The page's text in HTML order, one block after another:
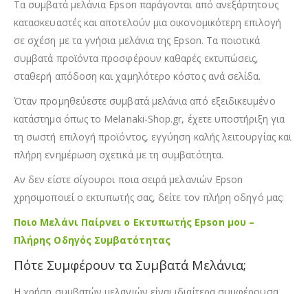
Τα συμβατά μελάνια Epson παράγονται από ανεξάρτητους
κατασκευαστές και αποτελούν μια οικονομικότερη επιλογή
σε σχέση με τα γνήσια μελάνια της Epson. Τα ποιοτικά
συμβατά προϊόντα προσφέρουν καθαρές εκτυπώσεις,
σταθερή απόδοση και χαμηλότερο κόστος ανά σελίδα.
Όταν προμηθεύεστε συμβατά μελάνια από εξειδικευμένο
κατάστημα όπως το Melanaki-Shop.gr, έχετε υποστήριξη για
τη σωστή επιλογή προϊόντος, εγγύηση καλής λειτουργίας και
πλήρη ενημέρωση σχετικά με τη συμβατότητα.
Αν δεν είστε σίγουροι ποια σειρά μελανιών Epson
χρησιμοποιεί ο εκτυπωτής σας, δείτε τον πλήρη οδηγό μας:
Ποιο Μελάνι Παίρνει ο Εκτυπωτής Epson μου –
Πλήρης Οδηγός Συμβατότητας
Πότε Συμφέρουν τα Συμβατά Μελάνια;